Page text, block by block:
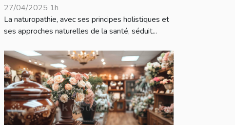
27/04/2025 1h
La naturopathie, avec ses principes holistiques et
ses approches naturelles de la santé, séduit...